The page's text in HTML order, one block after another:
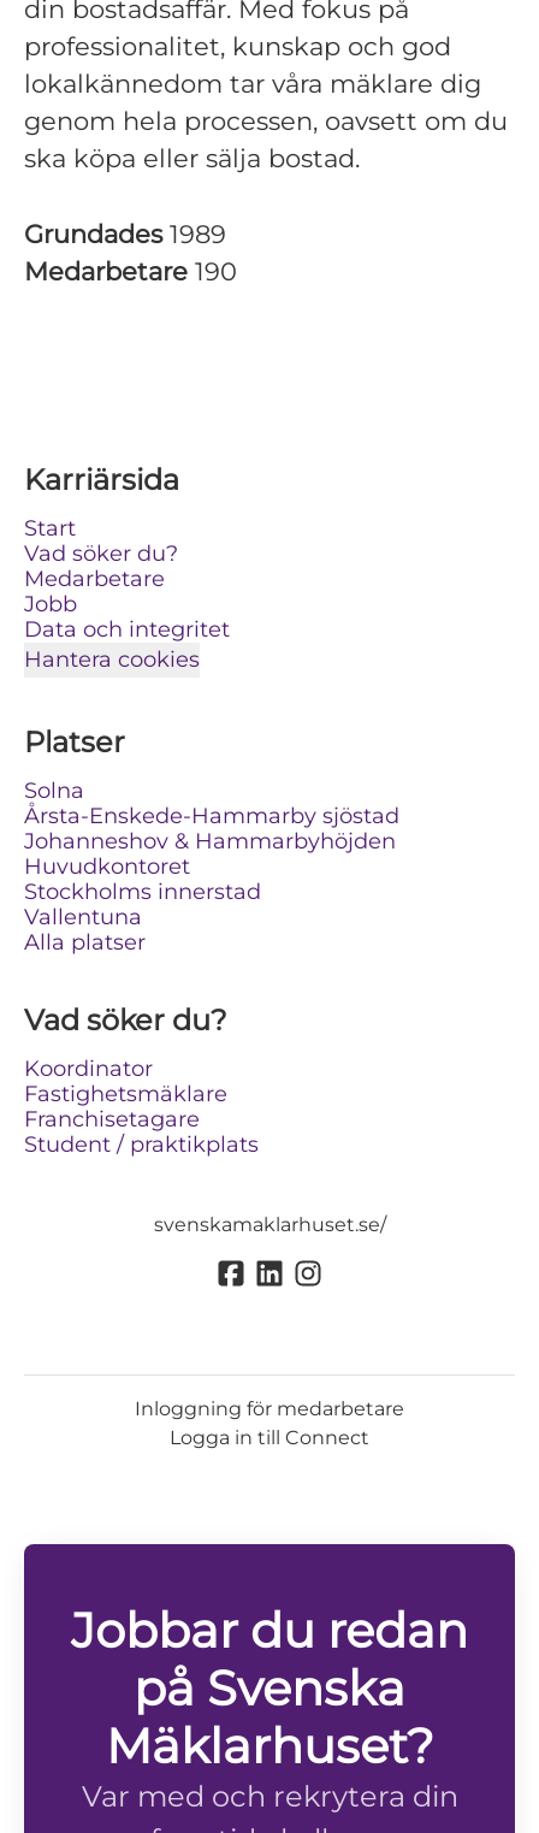
din bostadsaffär. Med fokus på
professionalitet, kunskap och god
lokalkännedom tar våra mäklare dig
genom hela processen, oavsett om du
ska köpa eller sälja bostad.
Grundades 1989
Medarbetare 190
Karriärsida
Start
Vad söker du?
Medarbetare
Jobb
Data och integritet
Hantera cookies
Platser
Solna
Årsta-Enskede-Hammarby sjöstad
Johanneshov & Hammarbyhöjden
Huvudkontoret
Stockholms innerstad
Vallentuna
Alla platser
Vad söker du?
Koordinator
Fastighetsmäklare
Franchisetagare
Student / praktikplats
svenskamaklarhuset.se/
Inloggning för medarbetare
Logga in till Connect
Jobbar du redan
på Svenska
Mäklarhuset?
Var med och rekrytera din